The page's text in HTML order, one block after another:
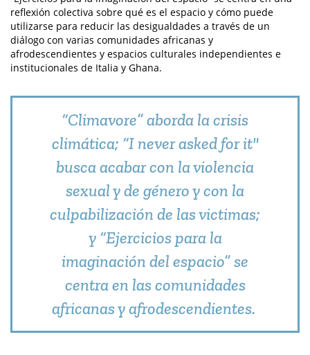
reflexión colectiva sobre qué es el espacio y cómo puede
utilizarse para reducir las desigualdades a través de un
diálogo con varias comunidades africanas y
afrodescendientes y espacios culturales independientes e
institucionales de Italia y Ghana.
“Climavore” aborda la crisis
climática; “I never asked for it"
busca acabar con la violencia
sexual y de género y con la
culpabilización de las victimas;
y “Ejercicios para la
imaginación del espacio” se
centra en las comunidades
africanas y afrodescendientes.